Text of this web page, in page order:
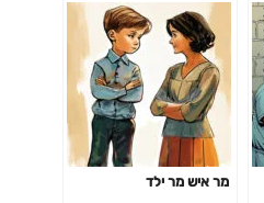
מר איש מר ילד